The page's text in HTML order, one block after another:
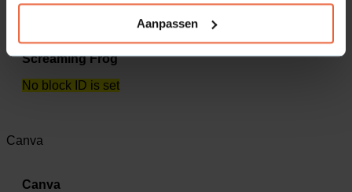
Aanpassen
Screaming Frog
No block ID is set
Canva
Canva